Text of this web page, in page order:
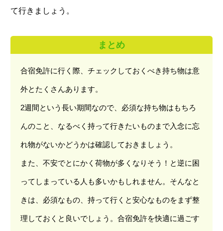
て行きましょう。
まとめ
合宿免許に行く際、チェックしておくべき持ち物は意
外とたくさんあります。
2週間という長い期間なので、必須な持ち物はもちろ
んのこと、なるべく持って行きたいものまで入念に忘
れ物がないかどうかは確認しておきましょう。
また、不安でとにかく荷物が多くなりそう！と逆に困
ってしまっている人も多いかもしれません。そんなと
きは、必須なもの、持って行くと安心なものをまず整
理しておくと良いでしょう。合宿免許を快適に過ごす